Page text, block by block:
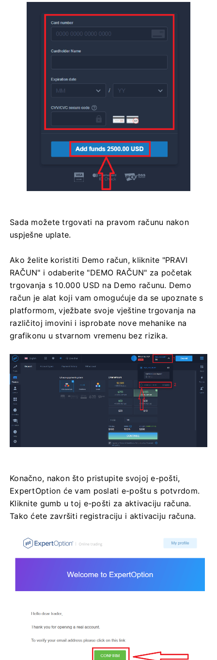
Sada možete trgovati na pravom računu nakon
uspješne uplate.
Ako želite koristiti Demo račun, kliknite "PRAVI
RAČUN" i odaberite "DEMO RAČUN" za početak
trgovanja s 10.000 USD na Demo računu. Demo
račun je alat koji vam omogućuje da se upoznate s
platformom, vježbate svoje vještine trgovanja na
različitoj imovini i isprobate nove mehanike na
grafikonu u stvarnom vremenu bez rizika.
Konačno, nakon što pristupite svojoj e-pošti,
ExpertOption će vam poslati e-poštu s potvrdom.
Kliknite gumb u toj e-pošti za aktivaciju računa.
Tako ćete završiti registraciju i aktivaciju računa.